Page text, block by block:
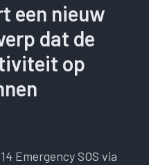
een nieuw
dat de
op
Emergency SOS via